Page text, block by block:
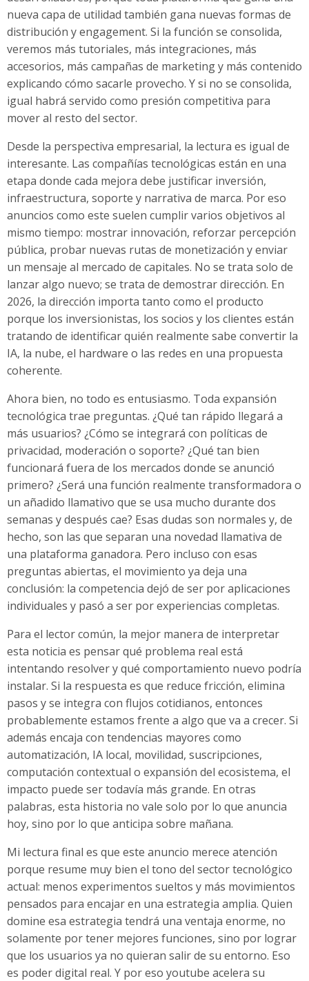
nueva capa de utilidad también gana nuevas formas de
distribución y engagement. Si la función se consolida,
veremos más tutoriales, más integraciones, más
accesorios, más campañas de marketing y más contenido
explicando cómo sacarle provecho. Y si no se consolida,
igual habrá servido como presión competitiva para
mover al resto del sector.
Desde la perspectiva empresarial, la lectura es igual de
interesante. Las compañías tecnológicas están en una
etapa donde cada mejora debe justificar inversión,
infraestructura, soporte y narrativa de marca. Por eso
anuncios como este suelen cumplir varios objetivos al
mismo tiempo: mostrar innovación, reforzar percepción
pública, probar nuevas rutas de monetización y enviar
un mensaje al mercado de capitales. No se trata solo de
lanzar algo nuevo; se trata de demostrar dirección. En
2026, la dirección importa tanto como el producto
porque los inversionistas, los socios y los clientes están
tratando de identificar quién realmente sabe convertir la
IA, la nube, el hardware o las redes en una propuesta
coherente.
Ahora bien, no todo es entusiasmo. Toda expansión
tecnológica trae preguntas. ¿Qué tan rápido llegará a
más usuarios? ¿Cómo se integrará con políticas de
privacidad, moderación o soporte? ¿Qué tan bien
funcionará fuera de los mercados donde se anunció
primero? ¿Será una función realmente transformadora o
un añadido llamativo que se usa mucho durante dos
semanas y después cae? Esas dudas son normales y, de
hecho, son las que separan una novedad llamativa de
una plataforma ganadora. Pero incluso con esas
preguntas abiertas, el movimiento ya deja una
conclusión: la competencia dejó de ser por aplicaciones
individuales y pasó a ser por experiencias completas.
Para el lector común, la mejor manera de interpretar
esta noticia es pensar qué problema real está
intentando resolver y qué comportamiento nuevo podría
instalar. Si la respuesta es que reduce fricción, elimina
pasos y se integra con flujos cotidianos, entonces
probablemente estamos frente a algo que va a crecer. Si
además encaja con tendencias mayores como
automatización, IA local, movilidad, suscripciones,
computación contextual o expansión del ecosistema, el
impacto puede ser todavía más grande. En otras
palabras, esta historia no vale solo por lo que anuncia
hoy, sino por lo que anticipa sobre mañana.
Mi lectura final es que este anuncio merece atención
porque resume muy bien el tono del sector tecnológico
actual: menos experimentos sueltos y más movimientos
pensados para encajar en una estrategia amplia. Quien
domine esa estrategia tendrá una ventaja enorme, no
solamente por tener mejores funciones, sino por lograr
que los usuarios ya no quieran salir de su entorno. Eso
es poder digital real. Y por eso youtube acelera su